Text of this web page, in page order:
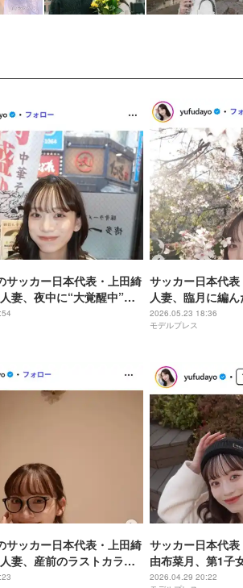
サッカー日本代表・上田綺
妻、夜中に“大覚醒中”の0
「お目々ぱっちりで可愛
サッカー日本代
人妻、臨月に編
ト公開「クオリテ
のセンス抜群」と
2026.05.23 18:36
モデルプレス
サッカー日本代表・上田綺
妻、産前のラストカラー
大人っぽくって素敵」
サッカー日本代表
由布菜月、第1子
帝王切開で夫も立
2026.04.29 20:22